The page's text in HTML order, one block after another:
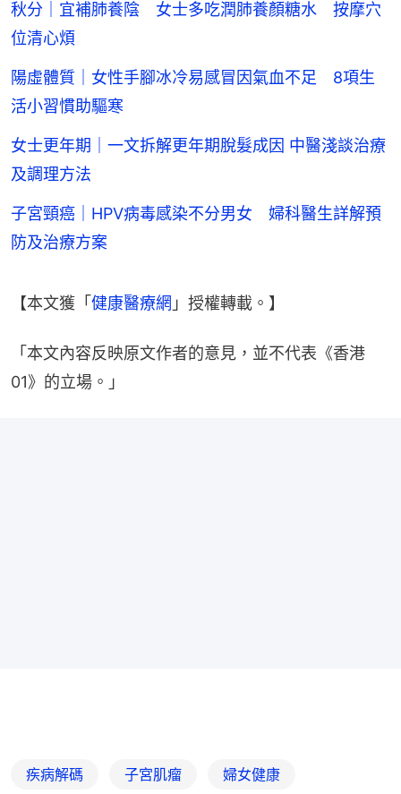
秋分｜宜補肺養陰 女士多吃潤肺養顏糖水 按摩穴
位清心煩
陽虛體質｜女性手腳冰冷易感冒因氣血不足 8項生
活小習慣助驅寒
女士更年期｜一文拆解更年期脫髮成因 中醫淺談治療
及調理方法
子宮頸癌｜HPV病毒感染不分男女 婦科醫生詳解預
防及治療方案
【本文獲「健康醫療網 」授權轉載。】
「本文內容反映原文作者的意見，並不代表《香港
01》的立場。」
疾病解碼 子宮肌瘤 婦女健康